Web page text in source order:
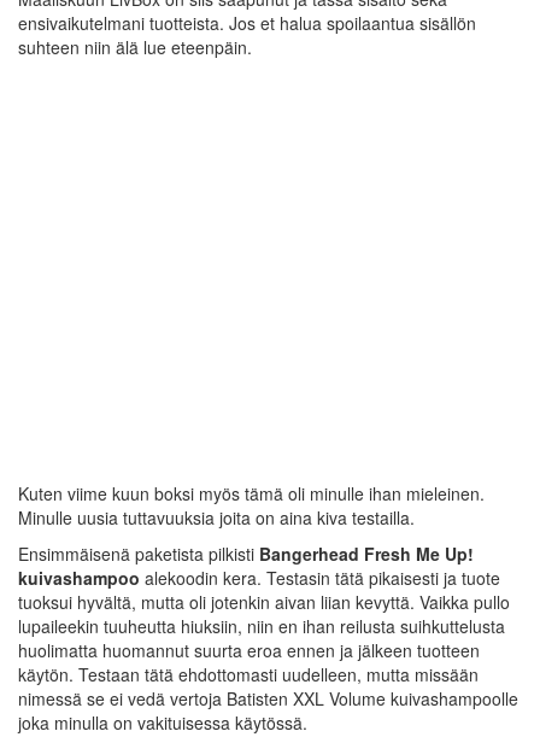
ensivaikutelmani tuotteista. Jos et halua spoilaantua sisällön
suhteen niin älä lue eteenpäin.
Kuten viime kuun boksi myös tämä oli minulle ihan mieleinen.
Minulle uusia tuttavuuksia joita on aina kiva testailla.
Ensimmäisenä paketista pilkisti Bangerhead Fresh Me Up!
kuivashampoo alekoodin kera. Testasin tätä pikaisesti ja tuote
tuoksui hyvältä, mutta oli jotenkin aivan liian kevyttä. Vaikka pullo
lupaileekin tuuheutta hiuksiin, niin en ihan reilusta suihkuttelusta
huolimatta huomannut suurta eroa ennen ja jälkeen tuotteen
käytön. Testaan tätä ehdottomasti uudelleen, mutta missään
nimessä se ei vedä vertoja Batisten XXL Volume kuivashampoolle
joka minulla on vakituisessa käytössä.